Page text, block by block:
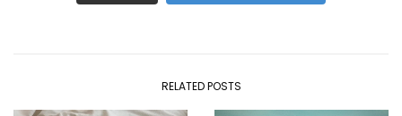
RELATED POSTS